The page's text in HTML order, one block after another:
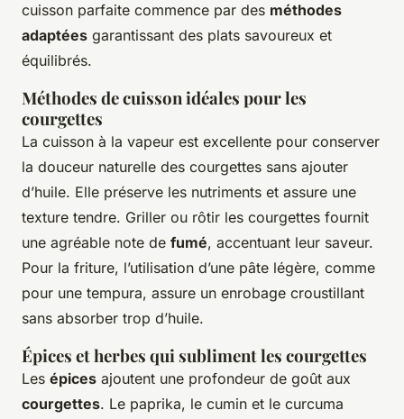
cuisson parfaite commence par des méthodes
adaptées garantissant des plats savoureux et
équilibrés.
Méthodes de cuisson idéales pour les
courgettes
La cuisson à la vapeur est excellente pour conserver
la douceur naturelle des courgettes sans ajouter
d’huile. Elle préserve les nutriments et assure une
texture tendre. Griller ou rôtir les courgettes fournit
une agréable note de fumé, accentuant leur saveur.
Pour la friture, l’utilisation d’une pâte légère, comme
pour une tempura, assure un enrobage croustillant
sans absorber trop d’huile.
Épices et herbes qui subliment les courgettes
Les épices ajoutent une profondeur de goût aux
courgettes. Le paprika, le cumin et le curcuma